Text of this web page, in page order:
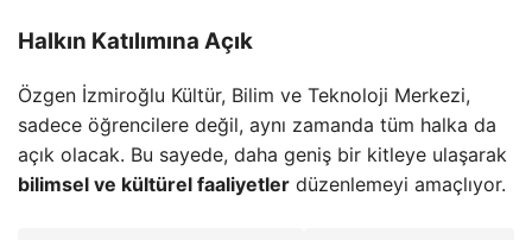
Halkın Katılımına Açık
Özgen İzmiroğlu Kültür, Bilim ve Teknoloji Merkezi,
sadece öğrencilere değil, aynı zamanda tüm halka da
açık olacak. Bu sayede, daha geniş bir kitleye ulaşarak
bilimsel ve kültürel faaliyetler düzenlemeyi amaçlıyor.